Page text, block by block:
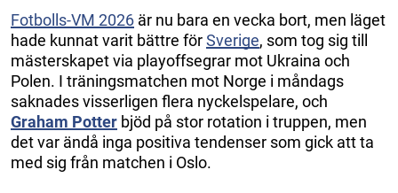
Fotbolls-VM 2026 är nu bara en vecka bort, men läget
hade kunnat varit bättre förSverige, som tog sig till
mästerskapet via playoffsegrar mot Ukraina och
Polen. I träningsmatchen mot Norge i måndags
saknades visserligen flera nyckelspelare, och
Graham Potter bjöd på stor rotation i truppen, men
det var ändå inga positiva tendenser som gick att ta
med sig från matchen i Oslo.